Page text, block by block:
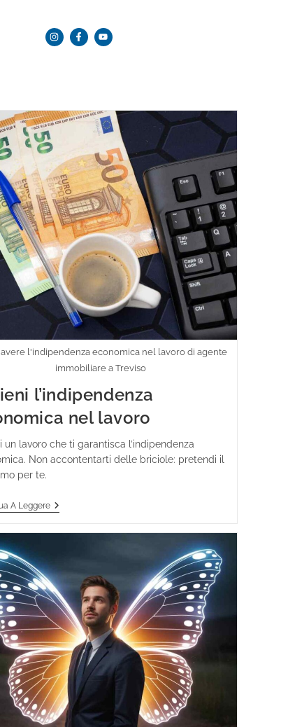
l'indipendenza economica nel lavoro di agente
immobiliare a Treviso
l’indipendenza
nel lavoro
un lavoro che ti garantisca l’indipendenza
Non accontentarti delle briciole: pretendi il
per te.
A Leggere